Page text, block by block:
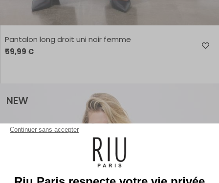
Pantalon long droit uni noir femme
59,99 €
Continuer sans accepter